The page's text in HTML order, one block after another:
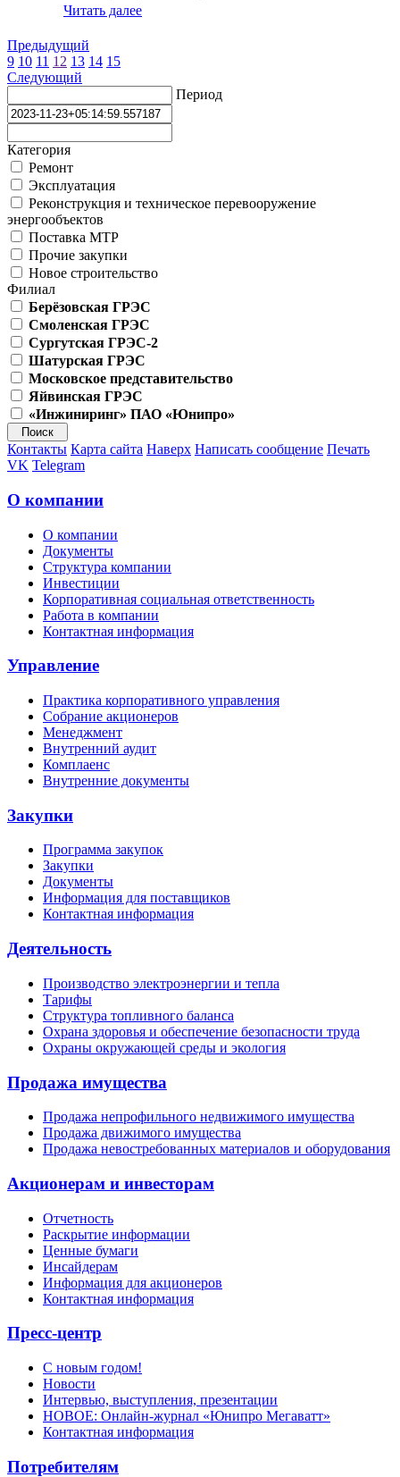
Читать далее
Предыдущий
9 10 11 12 13 14 15
Следующий
Период
Категория
Ремонт
Эксплуатация
Реконструкция и техническое перевооружение
энергообъектов
Поставка МТР
Прочие закупки
Новое строительство
Филиал
Берёзовская ГРЭС
Смоленская ГРЭС
Сургутская ГРЭС-2
Шатурская ГРЭС
Московское представительство
Яйвинская ГРЭС
«Инжиниринг» ПАО «Юнипро»
Контакты Карта сайта Наверх Написать сообщение Печать
VK Telegram
О компании
О компании
Документы
Структура компании
Инвестиции
Корпоративная социальная ответственность
Работа в компании
Контактная информация
Управление
Практика корпоративного управления
Собрание акционеров
Менеджмент
Внутренний аудит
Комплаенс
Внутренние документы
Закупки
Программа закупок
Закупки
Документы
Информация для поставщиков
Контактная информация
Деятельность
Производство электроэнергии и тепла
Тарифы
Структура топливного баланса
Охрана здоровья и обеспечение безопасности труда
Охраны окружающей среды и экология
Продажа имущества
Продажа непрофильного недвижимого имущества
Продажа движимого имущества
Продажа невостребованных материалов и оборудования
Акционерам и инвесторам
Отчетность
Раскрытие информации
Ценные бумаги
Инсайдерам
Информация для акционеров
Контактная информация
Пресс-центр
С новым годом!
Новости
Интервью, выступления, презентации
НОВОЕ: Онлайн-журнал «Юнипро Мегаватт»
Контактная информация
Потребителям